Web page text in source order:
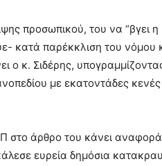
προσωπικού, του να “βγει
κατά παρέκκλιση του νόμου
ο κ. Σιδέρης,
με εκατοντάδες
στο άρθρο του κάνει
ευρεία δημόσια